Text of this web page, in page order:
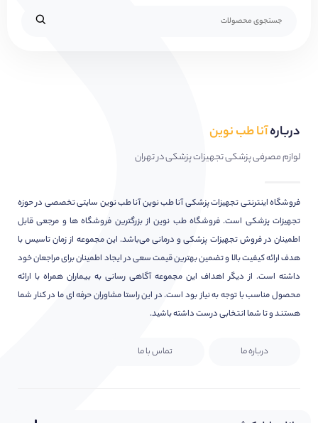
دربارهآنا طب نوین
لوازم مصرفی پزشکی تجهیزات پزشکی در تهران
فروشگاه اینترنتی تجهیزات پزشکی آنا طب نوین آنا طب نوین سایتی تخصصی در حوزه
تجهیزات پزشکی است. فروشگاه طب نوین از بزرگترین فروشگاه ها و مرجعی قابل
اطمینان در فروش تجهیزات پزشکی و درمانی می‌باشد. این مجموعه از زمان تاسیس با
هدف ارائه کیفیت بالا و تضمین بهترین قیمت سعی در ایجاد اطمینان برای مراجعان خود
داشته است. از دیگر اهداف این مجموعه آگاهی رسانی به بیماران همراه با ارائه
محصول مناسب با توجه به نیاز بود است. در این راستا مشاوران حرفه ای ما در کنار شما
هستند و تا شما انتخابی درست داشته باشید.
درباره ما تماس با ما